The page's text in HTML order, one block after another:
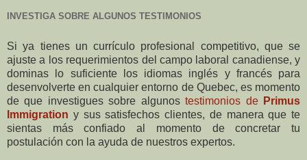
INVESTIGA SOBRE ALGUNOS TESTIMONIOS
Si ya tienes un currículo profesional competitivo, que se
ajuste a los requerimientos del campo laboral canadiense, y
dominas lo suficiente los idiomas inglés y francés para
desenvolverte en cualquier entorno de Quebec, es momento
de que investigues sobre algunostestimonios de Primus
Immigration y sus satisfechos clientes, de manera que te
sientas más confiado al momento de concretar tu
postulación con la ayuda de nuestros expertos.